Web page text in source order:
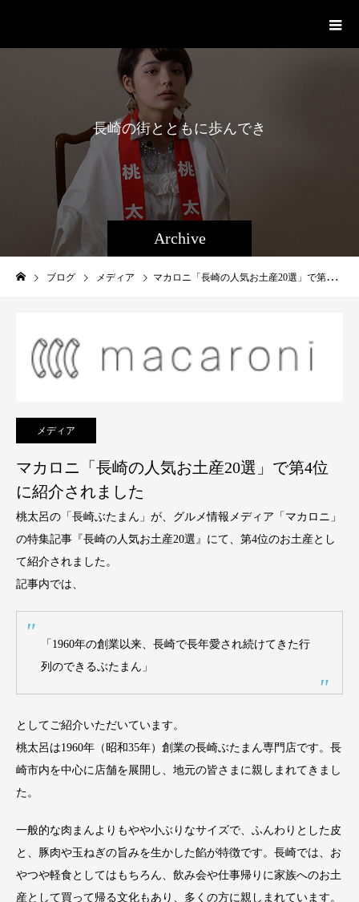
Archive
長崎の街とともに歩んできた
ブログ メディア マカロニ「長崎の人気お土産20選」で第4位に紹介されました
メディア
マカロニ「長崎の人気お土産20選」で第4位
に紹介されました
桃太呂の「長崎ぶたまん」が、グルメ情報メディア「マカロニ」
の特集記事『長崎の人気お土産20選』にて、第4位のお土産とし
て紹介されました。
記事内では、
「1960年の創業以来、長崎で長年愛され続けてきた行
列のできるぶたまん」
としてご紹介いただいています。
桃太呂は1960年（昭和35年）創業の長崎ぶたまん専門店です。長
崎市内を中心に店舗を展開し、地元の皆さまに親しまれてきまし
た。
一般的な肉まんよりもやや小ぶりなサイズで、ふんわりとした皮
と、豚肉や玉ねぎの旨みを生かした餡が特徴です。長崎では、お
やつや軽食としてはもちろん、飲み会や仕事帰りに家族へのお土
産として買って帰る文化もあり、多くの方に親しまれています。